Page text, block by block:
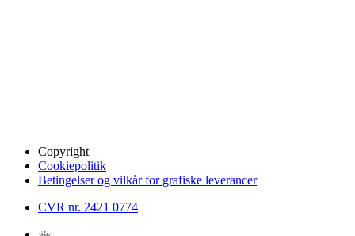
Copyright
Cookiepolitik
Betingelser og vilkår for grafiske leverancer
CVR nr. 2421 0774